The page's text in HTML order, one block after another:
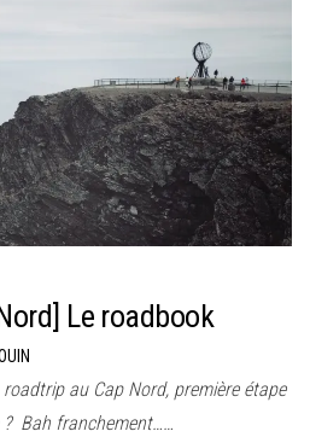
Le roadbook
au Cap Nord, première étape
Bah franchement……